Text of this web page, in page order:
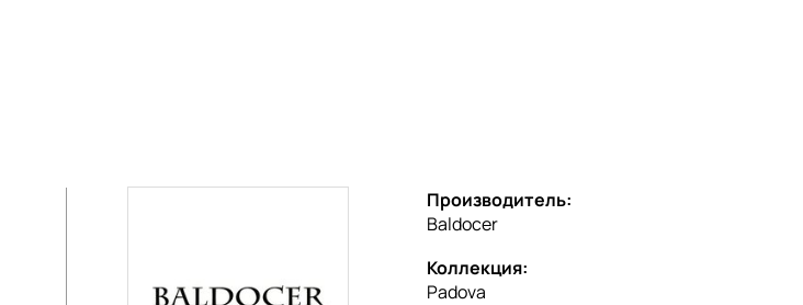
Производитель:
Baldocer
Коллекция:
Padova